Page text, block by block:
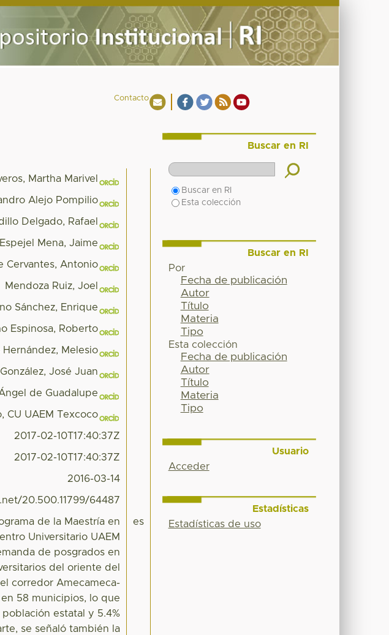
Contacto
Martha Marivel
Alejo Pompilio
Delgado, Rafael
Espejel Mena, Jaime
Cervantes, Antonio
Mendoza Ruiz, Joel
Sánchez, Enrique
Espinosa, Roberto
Hernández, Melesio
José Juan
de Guadalupe
CU UAEM Texcoco
2017-02-10T17:40:37Z
2017-02-10T17:40:37Z
2016-03-14
20.500.11799/64487
de la Maestría en
Universitario UAEM
de posgrados en
del oriente del
corredor Amecameca-
58 municipios, lo que
estatal y 5.4%
se señaló también la
es
Buscar en RI
Buscar en RI
Esta colección
Buscar en RI
Por
Fecha de publicación
Autor
Título
Materia
Tipo
Esta colección
Fecha de publicación
Autor
Título
Materia
Tipo
Usuario
Acceder
Estadísticas
Estadísticas de uso